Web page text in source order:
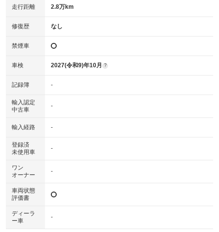
走行距離 2.8万km
修復歴 なし
禁煙車
車検 2027(令和9)年10月 ?
記録簿 -
輸入認定
中古車
-
輸入経路 -
登録済
未使用車
-
ワン
オーナー
-
車両状態
評価書
ディーラ
ー車
-